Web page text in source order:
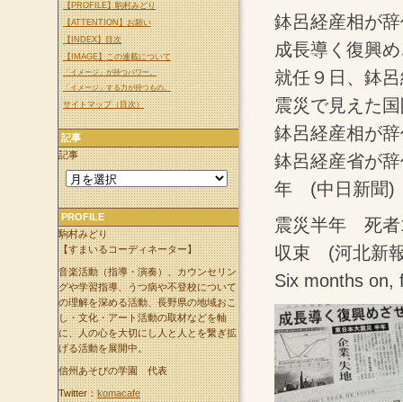
鉢呂経産相が
成長導く復興
就任９日、鉢
震災で見えた
鉢呂経産相が
鉢呂経産省が
年 (中日新聞)
震災半年 死
収束 (河北新
Six months
【PROFILE】駒村みどり
【ATTENTION】お願い
【INDEX】目次
【IMAGE】この連載について
「イメージ」が持つパワー。
「イメージ」する力が持つもの。
サイトマップ（目次）
記事
記事
PROFILE
駒村みどり
【すまいるコーディネーター】
音楽活動（指導・演奏）、カウンセリン
グや学習指導、うつ病や不登校について
の理解を深める活動、長野県の地域おこ
し・文化・アート活動の取材などを軸
に、人の心を大切にし人と人とを繋ぎ拡
げる活動を展開中。
信州あそびの学園 代表
Twitter：komacafe